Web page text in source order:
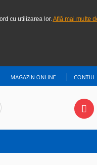
cu utilizarea lor.Află mai multe
CONTUL
MAGAZIN ONLINE